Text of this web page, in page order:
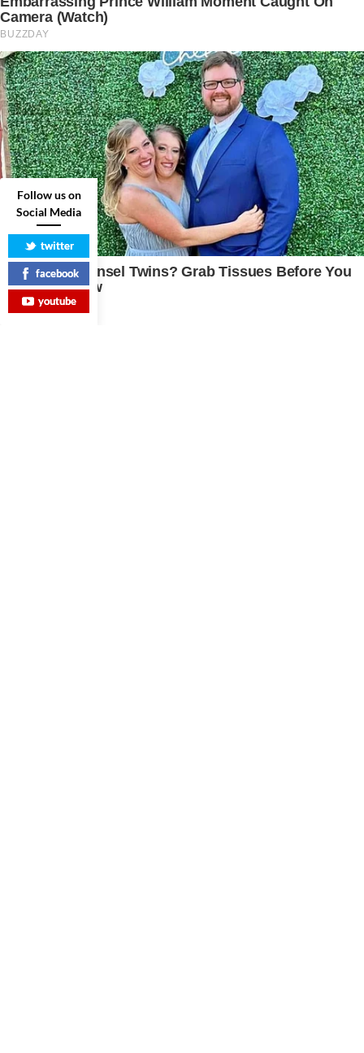
Follow us on
Social Media
twitter
facebook
youtube